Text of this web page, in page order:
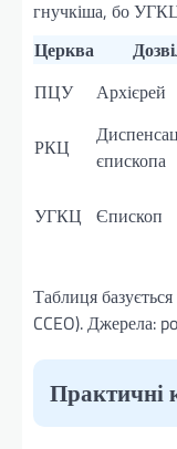
гнучкіша, бо
Церква
ПЦУ
Архієрей
РКЦ
єпископа
УГКЦ Єпископ
Таблиця
CCEO). Джерела:
Практичні